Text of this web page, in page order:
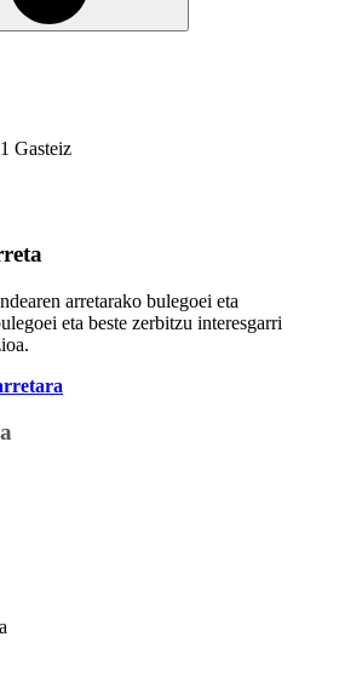
Gasteiz
arretarako bulegoei eta
eta beste zerbitzu interesgarri